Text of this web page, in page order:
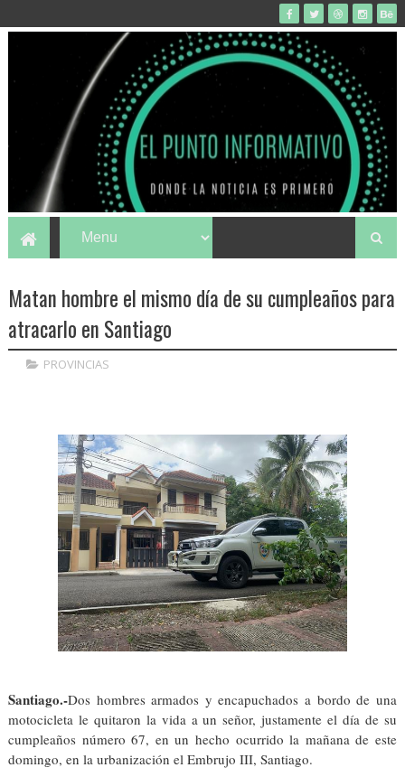
Matan hombre el mismo día de su cumpleaños para
atracarlo en Santiago
PROVINCIAS
Santiago.-Dos hombres armados y encapuchados a bordo de una
motocicleta le quitaron la vida a un señor, justamente el día de su
cumpleaños número 67, en un hecho ocurrido la mañana de este
domingo, en la urbanización el Embrujo III, Santiago.